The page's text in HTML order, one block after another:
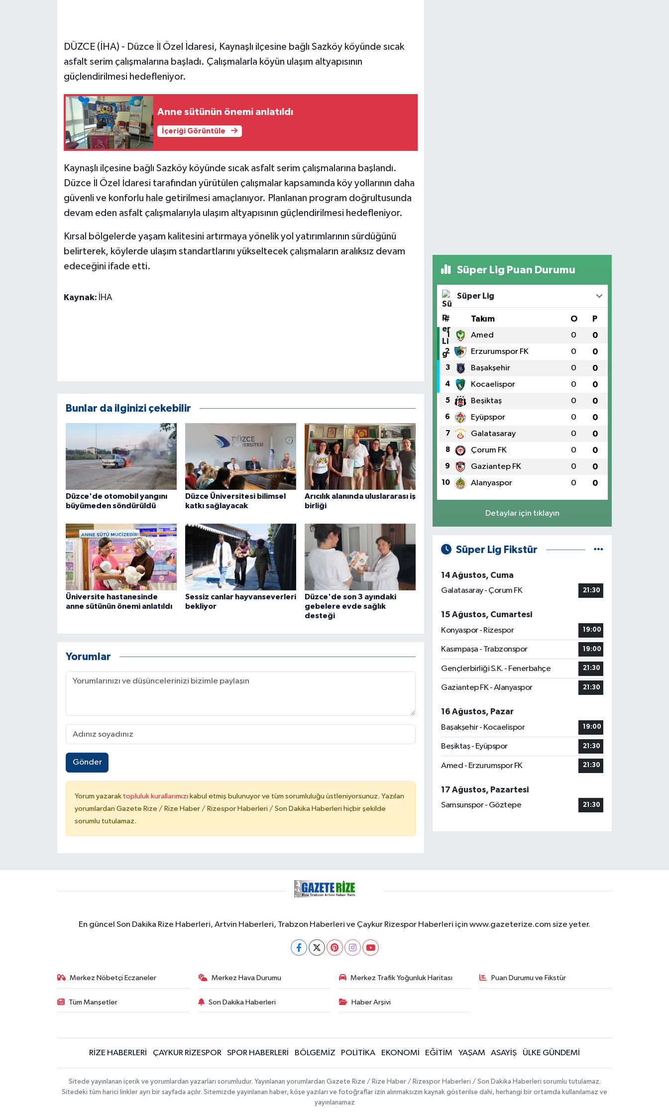
DÜZCE (İHA) - Düzce İl Özel İdaresi, Kaynaşlı ilçesine bağlı Sazköy köyünde sıcak
asfalt serim çalışmalarına başladı. Çalışmalarla köyün ulaşım altyapısının
güçlendirilmesi hedefleniyor.
Anne sütünün önemi anlatıldı
İçeriği Görüntüle
Kaynaşlı ilçesine bağlı Sazköy köyünde sıcak asfalt serim çalışmalarına başlandı.
Düzce İl Özel İdaresi tarafından yürütülen çalışmalar kapsamında köy yollarının daha
güvenli ve konforlu hale getirilmesi amaçlanıyor. Planlanan program doğrultusunda
devam eden asfalt çalışmalarıyla ulaşım altyapısının güçlendirilmesi hedefleniyor.
Kırsal bölgelerde yaşam kalitesini artırmaya yönelik yol yatırımlarının sürdüğünü
belirterek, köylerde ulaşım standartlarını yükseltecek çalışmaların aralıksız devam
edeceğini ifade etti.
Kaynak: İHA
Bunlar da ilginizi çekebilir
Düzce'de otomobil yangını
büyümeden söndürüldü
Düzce Üniversitesi bilimsel
katkı sağlayacak
Arıcılık alanında uluslararası iş
birliği
Üniversite hastanesinde
anne sütünün önemi anlatıldı
Sessiz canlar hayvanseverleri
bekliyor
Düzce'de son 3 ayındaki
gebelere evde sağlık
desteği
Yorumlar
Gönder
Yorum yazarak topluluk kurallarımızı kabul etmiş bulunuyor ve tüm sorumluluğu üstleniyorsunuz. Yazılan
yorumlardan Gazete Rize / Rize Haber / Rizespor Haberleri / Son Dakika Haberleri hiçbir şekilde
sorumlu tutulamaz.
Süper Lig Puan Durumu
Süper Lig
# Takım O P
1 Amed 0 0
2 Erzurumspor FK 0 0
3 Başakşehir 0 0
4 Kocaelispor 0 0
5 Beşiktaş 0 0
6 Eyüpspor 0 0
7 Galatasaray 0 0
8 Çorum FK 0 0
9 Gaziantep FK 0 0
10 Alanyaspor 0 0
Detaylar için tıklayın
Süper Lig Fikstür
14 Ağustos, Cuma
Galatasaray - Çorum FK
21:30
15 Ağustos, Cumartesi
Konyaspor - Rizespor
19:00
Kasımpaşa - Trabzonspor 19:00
Gençlerbirliği S.K. - Fenerbahçe 21:30
Gaziantep FK - Alanyaspor 21:30
16 Ağustos, Pazar
Başakşehir - Kocaelispor
19:00
Beşiktaş - Eyüpspor 21:30
Amed - Erzurumspor FK 21:30
17 Ağustos, Pazartesi
Samsunspor - Göztepe
21:30
En güncel Son Dakika Rize Haberleri, Artvin Haberleri, Trabzon Haberleri ve Çaykur Rizespor Haberleri için www.gazeterize.com size yeter.
Merkez Nöbetçi Eczaneler Merkez Hava Durumu Merkez Trafik Yoğunluk Haritası Puan Durumu ve Fikstür
Tüm Manşetler Son Dakika Haberleri Haber Arşivi
RİZE HABERLERİ ÇAYKUR RİZESPOR SPOR HABERLERİ BÖLGEMİZ POLİTİKA EKONOMİ EĞİTİM YAŞAM ASAYİŞ ÜLKE GÜNDEMİ
Sitede yayınlanan içerik ve yorumlardan yazarları sorumludur. Yayınlanan yorumlardan Gazete Rize / Rize Haber / Rizespor Haberleri / Son Dakika Haberleri sorumlu tutulamaz.
Sitedeki tüm harici linkler ayrı bir sayfada açılır. Sitemizde yayınlanan haber, köşe yazıları ve fotoğraflar izin alınmaksızın kaynak gösterilse dahi, herhangi bir ortamda kullanılamaz ve
yayınlanamaz
GÜNDEM
HABERDE İNSAN
İş Dünyası
MAGAZİN
POLİTİKA
TEKNOLOJİ
ÜLKE GÜNDEMİ
Yerel Haberler